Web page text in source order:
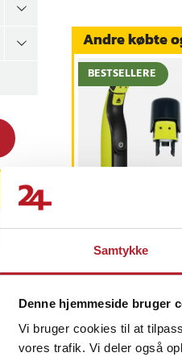
Samtykke
Denne hjemmeside bruger
Vi bruger cookies til at
vores trafik. Vi deler også
Andre købte
BESTSELLERE
OneBlade /
næsehårstrimmer /
næsetrimmerhoved
Pris:69 kr.
69 kr.
Køb